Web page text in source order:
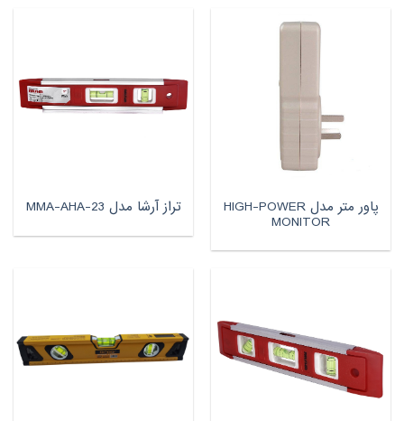
پاور متر مدل HIGH-POWER
MONITOR
تراز آرشا مدل MMA-AHA-23